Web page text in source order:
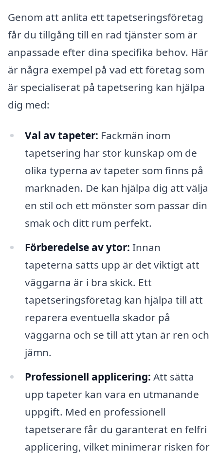
Genom att anlita ett tapetseringsföretag
får du tillgång till en rad tjänster som är
anpassade efter dina specifika behov. Här
är några exempel på vad ett företag som
är specialiserat på tapetsering kan hjälpa
dig med:
Val av tapeter: Fackmän inom
tapetsering har stor kunskap om de
olika typerna av tapeter som finns på
marknaden. De kan hjälpa dig att välja
en stil och ett mönster som passar din
smak och ditt rum perfekt.
Förberedelse av ytor: Innan
tapeterna sätts upp är det viktigt att
väggarna är i bra skick. Ett
tapetseringsföretag kan hjälpa till att
reparera eventuella skador på
väggarna och se till att ytan är ren och
jämn.
Professionell applicering: Att sätta
upp tapeter kan vara en utmanande
uppgift. Med en professionell
tapetserare får du garanterat en felfri
applicering, vilket minimerar risken för